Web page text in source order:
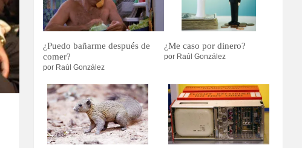
¿Puedo bañarme después de
comer?
por Raúl González
¿Me caso por dinero?
por Raúl González